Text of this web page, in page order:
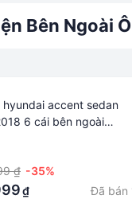
Bên Ngoài
accent sedan
6 cái bên ngoài
bằng thép không gỉ
tạo kiểu phụ kiện
₫ -35%
₫ Đã bán